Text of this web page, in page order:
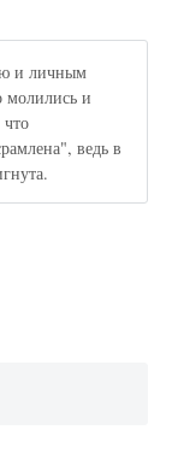
и личным
молились и
ведь в